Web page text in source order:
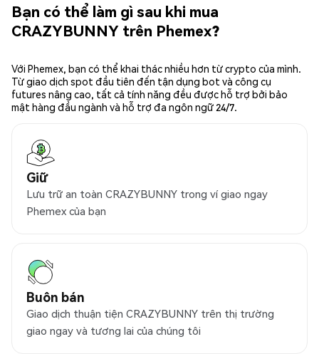
Bạn có thể làm gì sau khi mua
CRAZYBUNNY trên Phemex?
Với Phemex, bạn có thể khai thác nhiều hơn từ crypto của mình.
Từ giao dịch spot đầu tiên đến tận dụng bot và công cụ
futures nâng cao, tất cả tính năng đều được hỗ trợ bởi bảo
mật hàng đầu ngành và hỗ trợ đa ngôn ngữ 24/7.
Giữ
Lưu trữ an toàn CRAZYBUNNY trong ví giao ngay
Phemex của bạn
Buôn bán
Giao dịch thuận tiện CRAZYBUNNY trên thị trường
giao ngay và tương lai của chúng tôi